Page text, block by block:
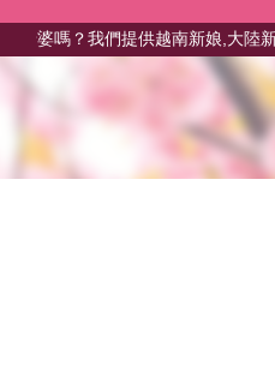
們提供越南新娘,大陸新娘,福